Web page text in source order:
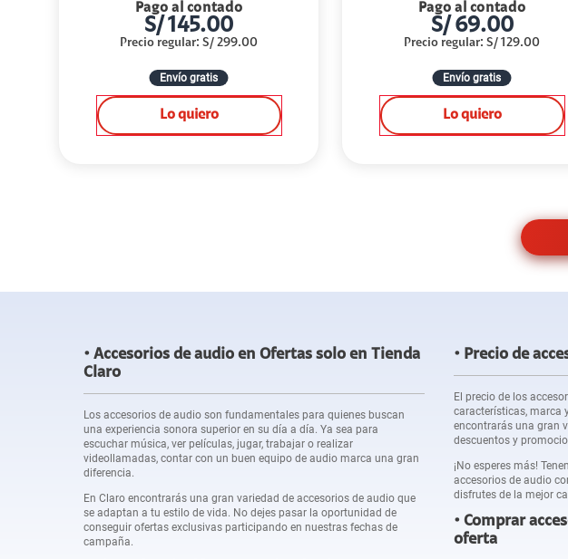
Pago al contado
S/145.00
Precio regular: S/ 299.00
Envío gratis
Lo quiero
Pago al contado
S/ 69.00
Precio regular: S/ 129.00
Envío gratis
Lo quiero
Accesorios de audio en Ofertas solo en Tienda
Claro
Los accesorios de audio son fundamentales para quienes buscan
una experiencia sonora superior en su día a día. Ya sea para
escuchar música, ver películas, jugar, trabajar o realizar
videollamadas, contar con un buen equipo de audio marca una gran
diferencia.
En Claro encontrarás una gran variedad de accesorios de audio que
se adaptan a tu estilo de vida. No dejes pasar la oportunidad de
conseguir ofertas exclusivas participando en nuestras fechas de
campaña.
Precio de
El precio de los
características, marca
encontrarás una gran
descuentos y
¡No esperes más!
accesorios de audio
disfrutes de la mejor
Comprar
oferta